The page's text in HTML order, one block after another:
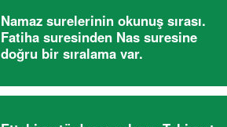
Namaz surelerinin okunuş sırası.
Fatiha suresinden Nas suresine
doğru bir sıralama var.